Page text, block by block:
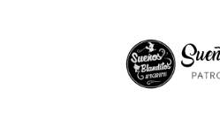
Ir
a
Ir
al
contenido